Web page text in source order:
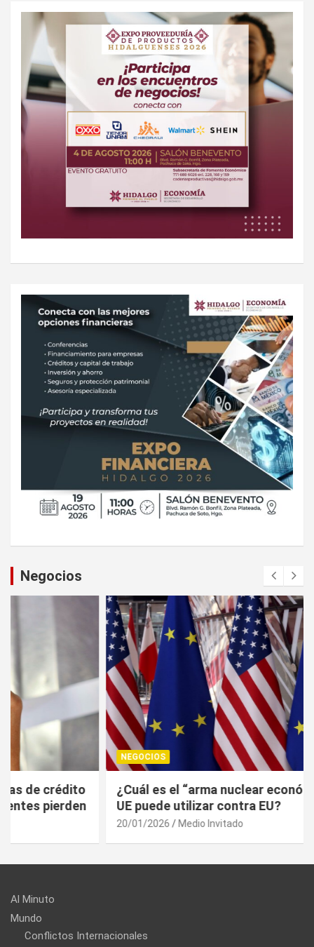
Negocios
NEGOCIOS
¿Cuál es el “arma nuclear económica” que la
UE puede utilizar contra EU?
Medio Invitado
Al Minuto
Mundo
Conflictos Internacionales